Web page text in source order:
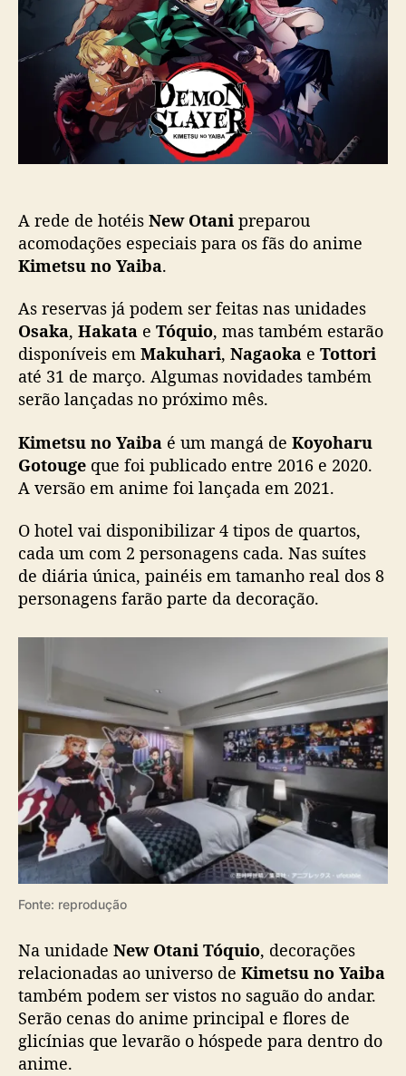
l
i
c
a
ç
ã
o
o
J
a
p
ã
o
t
u
í
i
n
s
p
a
d
a
s
m
K
i
m
t
u
o
Y
a
i
b
a
A rede de hotéis New Otani preparou
acomodações especiais para os fãs do anime
Kimetsu no Yaiba.
As reservas já podem ser feitas nas unidades
Osaka, Hakata e Tóquio, mas também estarão
disponíveis em Makuhari, Nagaoka e Tottori
até 31 de março. Algumas novidades também
serão lançadas no próximo mês.
Kimetsu no Yaiba é um mangá de Koyoharu
Gotouge que foi publicado entre 2016 e 2020.
A versão em anime foi lançada em 2021.
O hotel vai disponibilizar 4 tipos de quartos,
cada um com 2 personagens cada. Nas suítes
de diária única, painéis em tamanho real dos 8
personagens farão parte da decoração.
Fonte: reprodução
Na unidade New Otani Tóquio, decorações
relacionadas ao universo de Kimetsu no Yaiba
também podem ser vistos no saguão do andar.
Serão cenas do anime principal e flores de
glicínias que levarão o hóspede para dentro do
anime.